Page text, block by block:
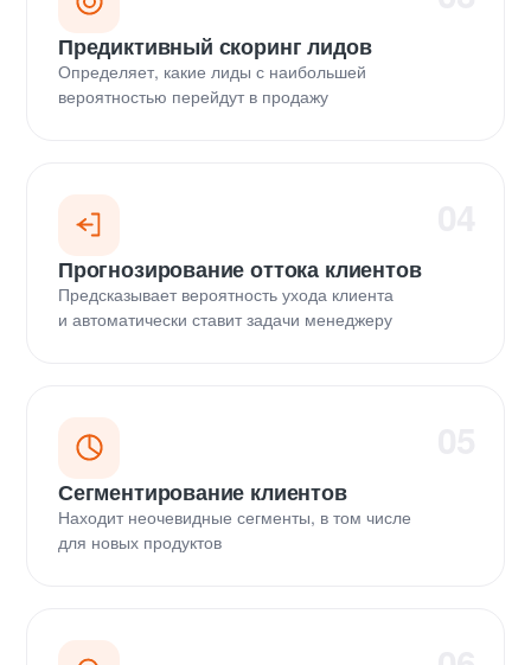
Предиктивный скоринг лидов
Определяет, какие лиды с наибольшей
вероятностью перейдут в продажу
Прогнозирование оттока клиентов
Предсказывает вероятность ухода клиента
и автоматически ставит задачи менеджеру
Сегментирование клиентов
Находит неочевидные сегменты, в том числе
для новых продуктов